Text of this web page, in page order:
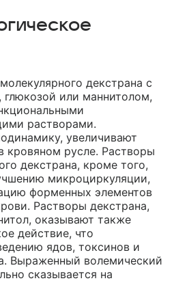
декстрана с
глюкозой или маннитолом,
растворами.
увеличивают
кровяном русле. Растворы
декстрана, кроме того,
микроциркуляции,
форменных элементов
Растворы декстрана,
оказывают также
действие, что
ядов, токсинов и
Выраженный волемический
сказывается на